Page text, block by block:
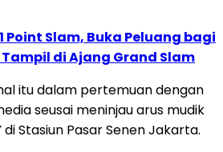
Point Slam, Buka Peluang bagi
di Ajang Grand Slam
itu dalam pertemuan dengan
seusai meninjau arus mudik
Stasiun Pasar Senen Jakarta.